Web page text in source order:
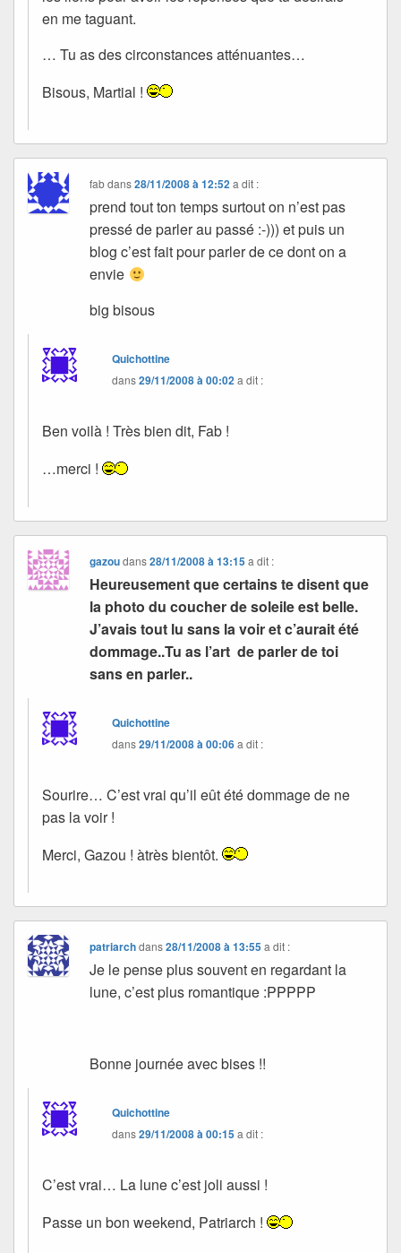
en me taguant.
… Tu as des circonstances atténuantes…
Bisous, Martial !
fabdans28/11/2008 à 12:52 a dit :
prend tout ton temps surtout on n’est pas
pressé de parler au passé :-))) et puis un
blog c’est fait pour parler de ce dont on a
envie
big bisous
Quichottine
dans29/11/2008 à 00:02a dit :
Ben voilà ! Très bien dit, Fab !
…merci !
gazoudans28/11/2008 à 13:15 a dit :
Heureusement que certains te disent que
la photo du coucher de soleile est belle.
J’avais tout lu sans la voir et c’aurait été
dommage..Tu as l’art de parler de toi
sans en parler..
Quichottine
dans29/11/2008 à 00:06a dit :
Sourire… C’est vrai qu’il eût été dommage de ne
pas la voir !
Merci, Gazou ! àtrès bientôt.
patriarchdans28/11/2008 à 13:55 a dit :
Je le pense plus souvent en regardant la
lune, c’est plus romantique :PPPPP
Bonne journée avec bises !!
Quichottine
dans29/11/2008 à 00:15a dit :
C’est vrai… La lune c’est joli aussi !
Passe un bon weekend, Patriarch !